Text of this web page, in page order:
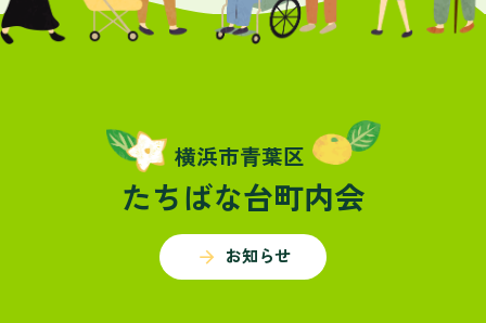
横浜市青葉区
たちばな台町内会
arrow_forward お知らせ